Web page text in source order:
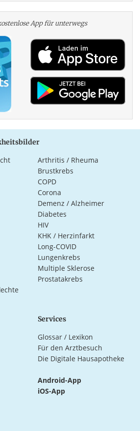
App für unterwegs
Arthritis / Rheuma
Brustkrebs
COPD
Corona
Demenz / Alzheimer
Diabetes
HIV
KHK / Herzinfarkt
Long-COVID
Lungenkrebs
Multiple Sklerose
Prostatakrebs
Services
Glossar / Lexikon
Für den Arztbesuch
Die Digitale Hausapotheke
Android-App
iOS-App